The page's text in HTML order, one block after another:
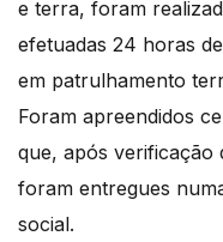
e terra, foram
efetuadas 24 horas
em patrulhamento
Foram apreendidos
que, após verificação
foram entregues
social.